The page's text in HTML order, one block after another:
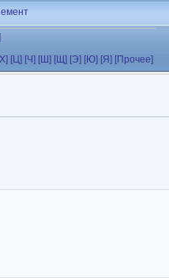
[Ц] [Ч] [Ш] [Щ] [Э] [Ю] [Я] [Прочее]